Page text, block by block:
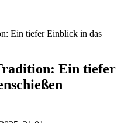
Ein tiefer Einblick in das
Ein tiefer